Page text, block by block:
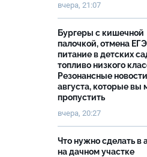
вчера, 21:07
Бургеры с кишечной
палочкой, отмена
питание в детских
топливо низкого
Резонансные
августа, которые вы
пропустить
вчера, 20:27
Что нужно сделать в
на дачном участке